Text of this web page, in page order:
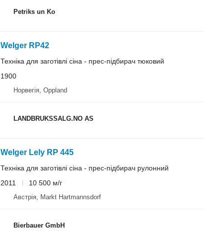
Petriks un Ko
Welger RP42
Техніка для заготівлі сіна - прес-підбирач тюковий
1900
Норвегія, Oppland
LANDBRUKSSALG.NO AS
Welger Lely RP 445
Техніка для заготівлі сіна - прес-підбирач рулонний
2011
10 500 м/г
Австрія, Markt Hartmannsdorf
Bierbauer GmbH